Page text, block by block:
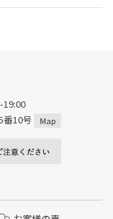
19:00
10号
Map